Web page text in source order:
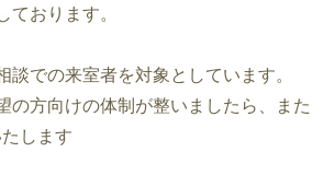
ております。
談での来室者を対象としています。
の方向けの体制が整いましたら、また
します